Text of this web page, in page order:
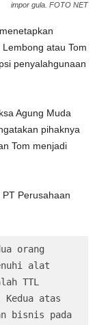
impor gula. FOTO NET
atau Tom
penyalahgunaan
Agung Muda
pihaknya
Tom menjadi
Perusahaan
orang
alat
TTL
Kedua atas
bisnis pada